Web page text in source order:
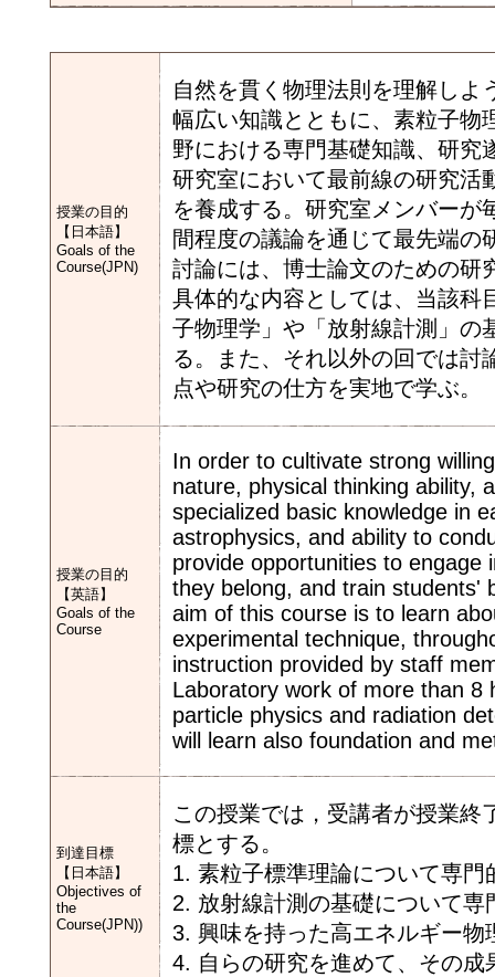
授業の目的
【日本語】
Goals of the
Course(JPN)
自然を貫く物理法則を理解しよ
幅広い知識とともに、素粒子物
野における専門基礎知識、研究
研究室において最前線の研究活
を養成する。研究室メンバーが
間程度の議論を通じて最先端の
討論には、博士論文のための研
具体的な内容としては、当該科
子物理学」や「放射線計測」の
る。また、それ以外の回では討
点や研究の仕方を実地で学ぶ。
授業の目的
【英語】
Goals of the
Course
In order to cultivate strong
nature, physical thinking ability,
specialized basic knowledge in
astrophysics, and ability to
provide opportunities to
they belong, and train students'
aim of this course is to learn
experimental technique,
instruction provided by staff
Laboratory work of more than 8
particle physics and radiation
will learn also foundation and
到達目標
【日本語】
Objectives of
the
Course(JPN))
この授業では，受講者が授業終
標とする。
1. 素粒子標準理論について専門
2. 放射線計測の基礎について専
3. 興味を持った高エネルギー
4. 自らの研究を進めて、その